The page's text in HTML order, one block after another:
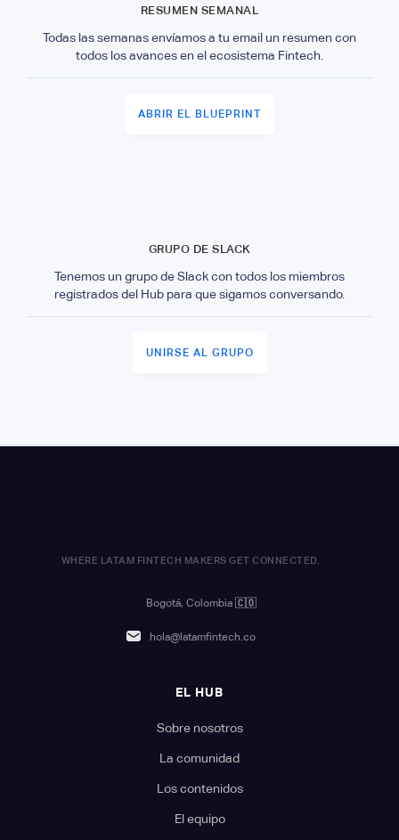
RESUMEN SEMANAL
Todas las semanas envíamos a tu email un resumen con
todos los avances en el ecosistema Fintech.
ABRIR EL BLUEPRINT
GRUPO DE SLACK
Tenemos un grupo de Slack con todos los miembros
registrados del Hub para que sigamos conversando.
UNIRSE AL GRUPO
WHERE LATAM FINTECH MAKERS GET CONNECTED.
Bogotá, Colombia 🇨🇴
hola@latamfintech.co
EL HUB
Sobre nosotros
La comunidad
Los contenidos
El equipo